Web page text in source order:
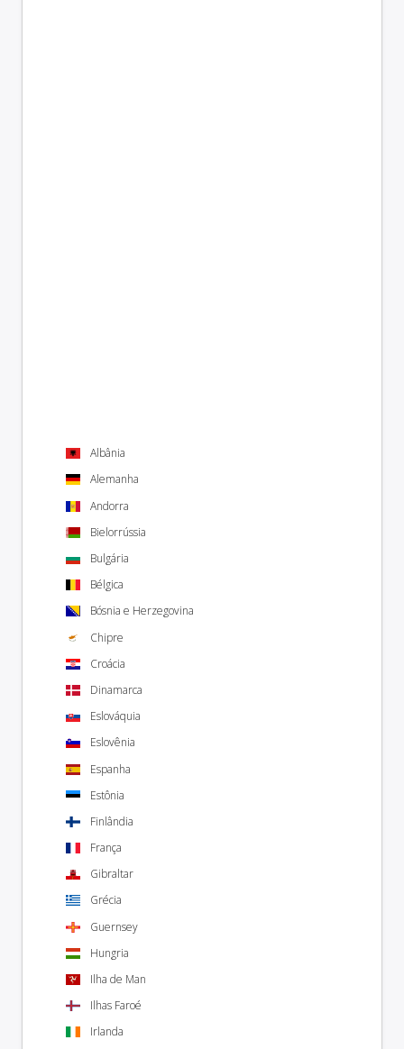
Albânia
Alemanha
Andorra
Bielorrússia
Bulgária
Bélgica
Bósnia e Herzegovina
Chipre
Croácia
Dinamarca
Eslováquia
Eslovênia
Espanha
Estônia
Finlândia
França
Gibraltar
Grécia
Guernsey
Hungria
Ilha de Man
Ilhas Faroé
Irlanda